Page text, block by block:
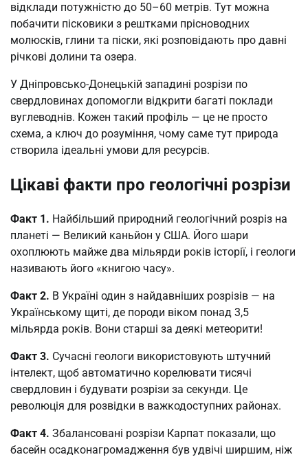
відклади потужністю до 50–60 метрів. Тут можна
побачити пісковики з рештками прісноводних
молюсків, глини та піски, які розповідають про давні
річкові долини та озера.
У Дніпровсько-Донецькій западині розрізи по
свердловинах допомогли відкрити багаті поклади
вуглеводнів. Кожен такий профіль — це не просто
схема, а ключ до розуміння, чому саме тут природа
створила ідеальні умови для ресурсів.
Цікаві факти про геологічні розрізи
Факт 1. Найбільший природний геологічний розріз на
планеті — Великий каньйон у США. Його шари
охоплюють майже два мільярди років історії, і геологи
називають його «книгою часу».
Факт 2. В Україні один з найдавніших розрізів — на
Українському щиті, де породи віком понад 3,5
мільярда років. Вони старші за деякі метеорити!
Факт 3. Сучасні геологи використовують штучний
інтелект, щоб автоматично корелювати тисячі
свердловин і будувати розрізи за секунди. Це
революція для розвідки в важкодоступних районах.
Факт 4. Збалансовані розрізи Карпат показали, що
басейн осадконагромадження був удвічі ширшим, ніж